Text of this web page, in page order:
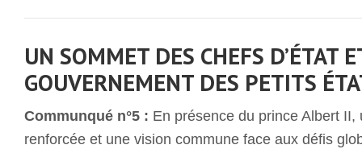
UN SOMMET DES CHEFS D’ÉTAT
GOUVERNEMENT DES PETITS
Communqué n°5 : En présence du prince Albert II,
renforcée et une vision commune face aux défis